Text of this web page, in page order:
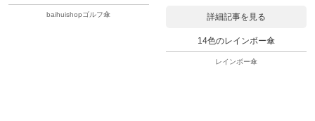
baihuishopゴルフ傘 詳細記事を見る
14色のレインボー傘
レインボー傘